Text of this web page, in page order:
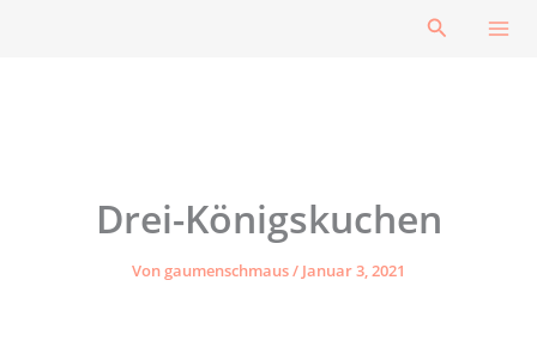
Suchen
Drei-Königskuchen
Vongaumenschmaus/ Januar 3, 2021